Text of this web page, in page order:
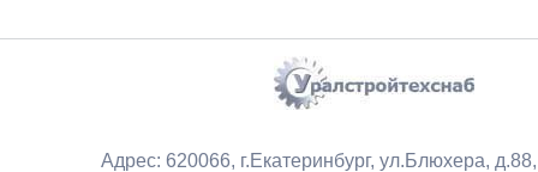
Адрес: 620066, г.Екатеринбург, ул.Блюхера,